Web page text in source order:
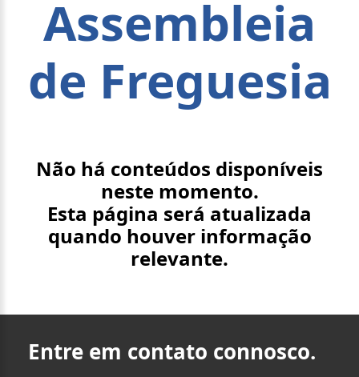
Assembleia
de Freguesia
Não há conteúdos disponíveis
neste momento.
Esta página será atualizada
quando houver informação
relevante.
Entre em contato connosco.